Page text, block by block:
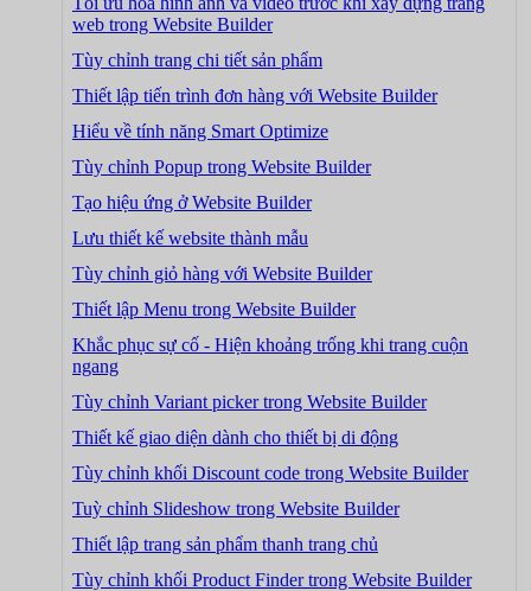
web trong Website Builder
Tùy chỉnh trang chi tiết sản phẩm
Thiết lập tiến trình đơn hàng với Website Builder
Hiểu về tính năng Smart Optimize
Tùy chỉnh Popup trong Website Builder
Tạo hiệu ứng ở Website Builder
Lưu thiết kế website thành mẫu
Tùy chỉnh giỏ hàng với Website Builder
Thiết lập Menu trong Website Builder
Khắc phục sự cố - Hiện khoảng trống khi trang cuộn
ngang
Tùy chỉnh Variant picker trong Website Builder
Thiết kế giao diện dành cho thiết bị di động
Tùy chỉnh khối Discount code trong Website Builder
Tuỳ chỉnh Slideshow trong Website Builder
Thiết lập trang sản phẩm thanh trang chủ
Tùy chỉnh khối Product Finder trong Website Builder